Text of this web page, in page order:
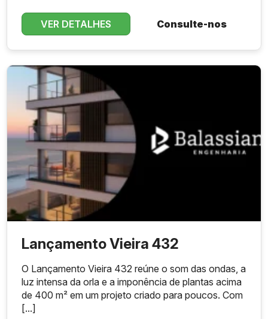
VER DETALHES Consulte-nos
Lançamento Vieira 432
O Lançamento Vieira 432 reúne o som das ondas, a
luz intensa da orla e a imponência de plantas acima
de 400 m² em um projeto criado para poucos. Com
[...]